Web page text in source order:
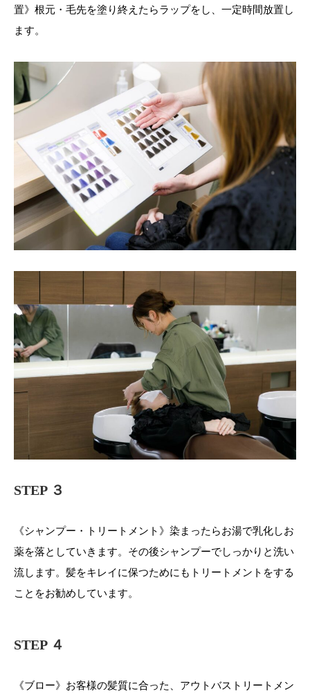
置》根元・毛先を塗り終えたらラップをし、一定時間放置し
ます。
STEP ３
《シャンプー・トリートメント》染まったらお湯で乳化しお
薬を落としていきます。その後シャンプーでしっかりと洗い
流します。髪をキレイに保つためにもトリートメントをする
ことをお勧めしています。
STEP ４
《ブロー》お客様の髪質に合った、アウトバストリートメン